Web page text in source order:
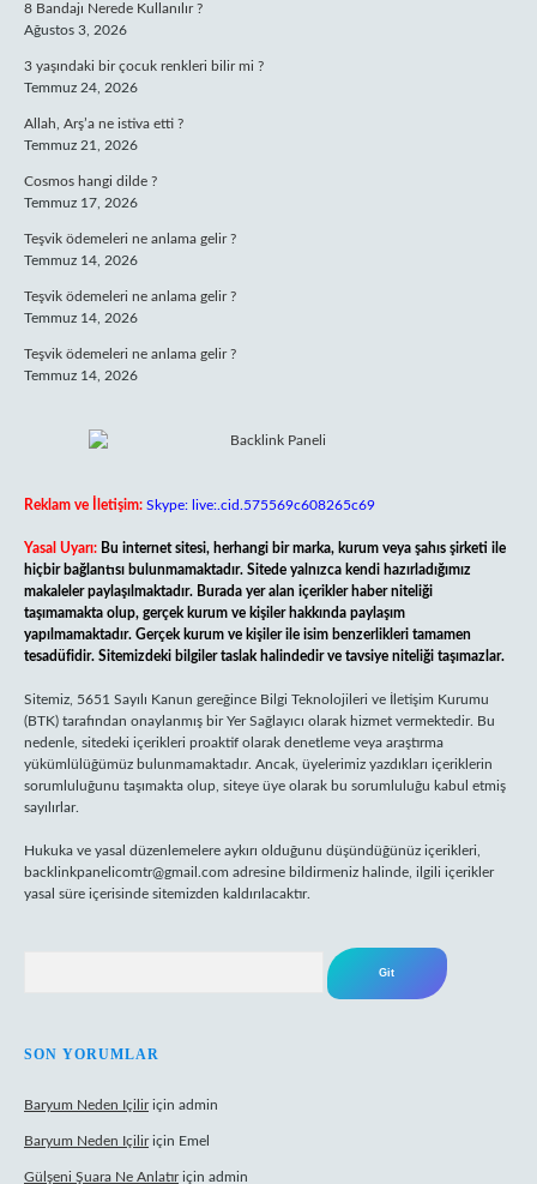
8 Bandajı Nerede Kullanılır ?
Ağustos 3, 2026
3 yaşındaki bir çocuk renkleri bilir mi ?
Temmuz 24, 2026
Allah, Arş’a ne istiva etti ?
Temmuz 21, 2026
Cosmos hangi dilde ?
Temmuz 17, 2026
Teşvik ödemeleri ne anlama gelir ?
Temmuz 14, 2026
Teşvik ödemeleri ne anlama gelir ?
Temmuz 14, 2026
Teşvik ödemeleri ne anlama gelir ?
Temmuz 14, 2026
Reklam ve İletişim: Skype: live:.cid.575569c608265c69
Yasal Uyarı: Bu internet sitesi, herhangi bir marka, kurum veya şahıs şirketi ile
hiçbir bağlantısı bulunmamaktadır. Sitede yalnızca kendi hazırladığımız
makaleler paylaşılmaktadır. Burada yer alan içerikler haber niteliği
taşımamakta olup, gerçek kurum ve kişiler hakkında paylaşım
yapılmamaktadır. Gerçek kurum ve kişiler ile isim benzerlikleri tamamen
tesadüfidir. Sitemizdeki bilgiler taslak halindedir ve tavsiye niteliği taşımazlar.
Sitemiz, 5651 Sayılı Kanun gereğince Bilgi Teknolojileri ve İletişim Kurumu
(BTK) tarafından onaylanmış bir Yer Sağlayıcı olarak hizmet vermektedir. Bu
nedenle, sitedeki içerikleri proaktif olarak denetleme veya araştırma
yükümlülüğümüz bulunmamaktadır. Ancak, üyelerimiz yazdıkları içeriklerin
sorumluluğunu taşımakta olup, siteye üye olarak bu sorumluluğu kabul etmiş
sayılırlar.
Hukuka ve yasal düzenlemelere aykırı olduğunu düşündüğünüz içerikleri,
backlinkpanelicomtr@gmail.com adresine bildirmeniz halinde, ilgili içerikler
yasal süre içerisinde sitemizden kaldırılacaktır.
SON YORUMLAR
Baryum Neden Içiliriçin admin
Baryum Neden Içiliriçin Emel
Gülşeni Şuara Ne Anlatıriçin admin